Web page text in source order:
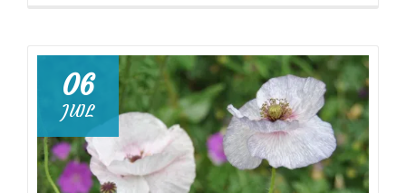
:
Orlaya
grandiflora
06
JUIL